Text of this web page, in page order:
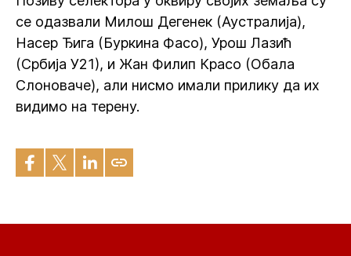
се одазвали Милош Дегенек (Аустралија),
Насер Ђига (Буркина Фасо), Урош Лазић
(Србија У21), и Жан Филип Красо (Обала
Слоноваче), али нисмо имали прилику да их
видимо на терену.